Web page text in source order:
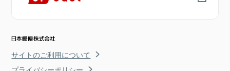
サイトのご利用について